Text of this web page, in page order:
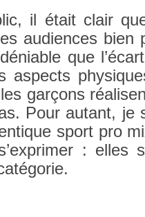
il était clair
audi­ences bien
que
as­pects
garçons
Pour autant, je
sport pro
: elles